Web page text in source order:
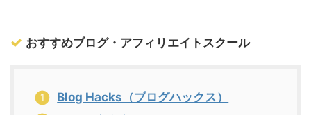
おすすめブログ・アフィリエイトスクール
Blog Hacks（ブログハックス）